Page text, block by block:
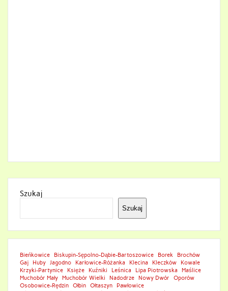
Szukaj
Szukaj
Bieńkowice Biskupin-Sępolno-Dąbie-Bartoszowice Borek
Brochów
Gaj
Huby Jagodno Karłowice-Różanka Klecina Kleczków
Kowale
Krzyki-Partynice
Księże Kuźniki Leśnica Lipa Piotrowska
Maślice
Muchobór Mały
Muchobór Wielki Nadodrze Nowy Dwór
Oporów
Osobowice-Rędzin
Ołbin Ołtaszyn
Pawłowice